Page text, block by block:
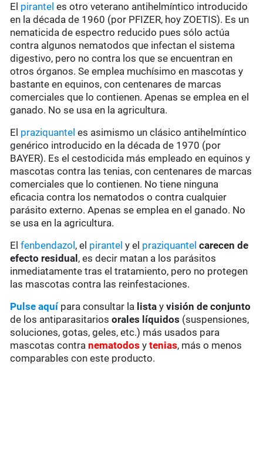
El pirantel es otro veterano antihelmíntico introducido
en la década de 1960 (por PFIZER, hoy ZOETIS). Es un
nematicida de espectro reducido pues sólo actúa
contra algunos nematodos que infectan el sistema
digestivo, pero no contra los que se encuentran en
otros órganos. Se emplea muchísimo en mascotas y
bastante en equinos, con centenares de marcas
comerciales que lo contienen. Apenas se emplea en el
ganado. No se usa en la agricultura.
El praziquantel es asimismo un clásico antihelmíntico
genérico introducido en la década de 1970 (por
BAYER). Es el cestodicida más empleado en equinos y
mascotas contra las tenias, con centenares de marcas
comerciales que lo contienen. No tiene ninguna
eficacia contra los nematodos o contra cualquier
parásito externo. Apenas se emplea en el ganado. No
se usa en la agricultura.
Elfenbendazol , el pirantel y el praziquantel carecen de
efecto residual , es decir matan a los parásitos
inmediatamente tras el tratamiento, pero no protegen
las mascotas contra las reinfestaciones.
Pulse aquípara consultar la lista yvisión de conjunto
de los antiparasitariosorales líquidos (suspensiones,
soluciones, gotas, geles, etc.) más usados para
mascotas contranematodos ytenias, más o menos
comparables con este producto.